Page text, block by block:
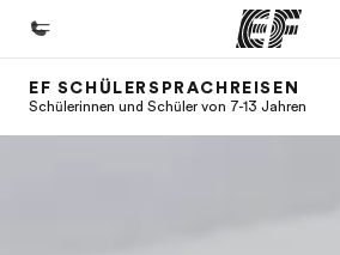
Home
EF SCHÜLERSPRACHREISEN
Schülerinnen und Schüler von 7-13 Jahren